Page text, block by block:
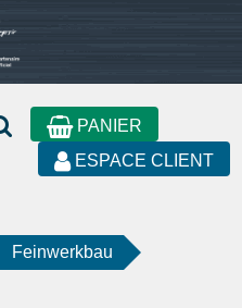
PANIER
ESPACE CLIENT
Feinwerkbau